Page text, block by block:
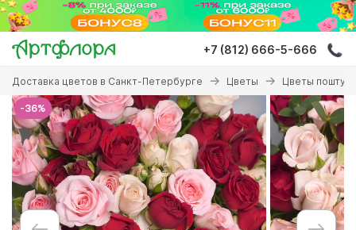
Перейти
основному
содержанию
+7 (812) 666-5-666
Вы
здесь
Доставка цветов в Санкт-Петербурге Цветы Цветы
-36%